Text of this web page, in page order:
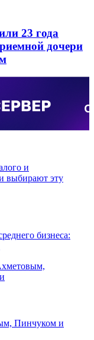
23 года
дочери
бизнеса:
Пинчуком и